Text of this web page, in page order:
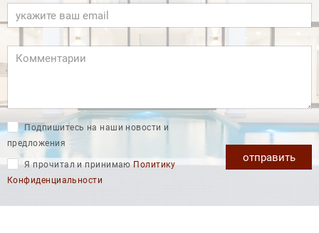
Подпишитесь на наши новости и
предложения
Я прочитал и принимаю Политику
Конфиденциальности
отправить